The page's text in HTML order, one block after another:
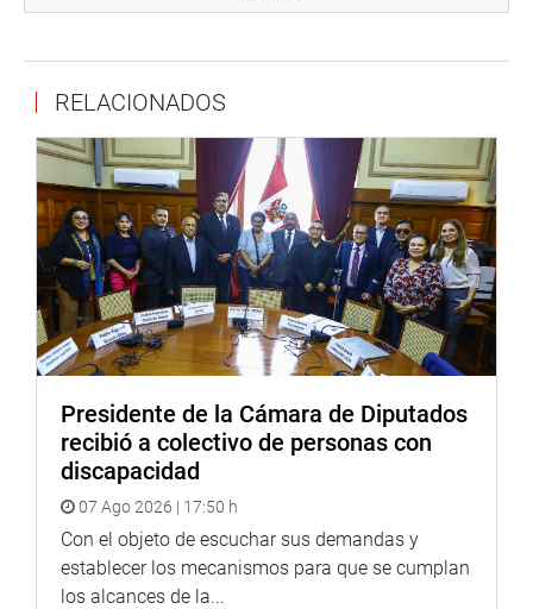
4-9-17
http://www.congreso.gob.pe/
Facebook:
https://www.facebook.com/congresodelarepublicadelperu?
fref=ts
Twitter:https://twitter.com/congresoperu
https://twitter.com/congresoperu>
Youtube:http://www.youtube.com/congresoperu
http://www.youtube.com/congresoperu>
Soundcloud:https://soundcloud.com/radiocongreso
https://soundcloud.com/radiocongreso>
http://www4.congreso.gob.pe/fotografia.asp
RELACIONADOS
Presidente de la Cámara de Diputados
recibió a colectivo de personas con
discapacidad
07 Ago 2026 | 17:50 h
Con el objeto de escuchar sus demandas y
establecer los mecanismos para que se cumplan
los alcances de la...